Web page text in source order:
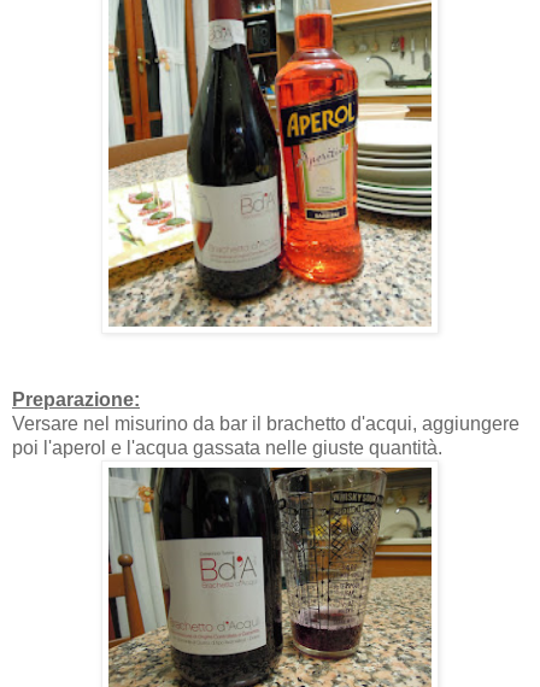
Preparazione:
Versare nel misurino da bar il brachetto d'acqui, aggiungere
poi l'aperol e l'acqua gassata nelle giuste quantità.